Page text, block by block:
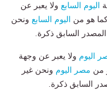
اليوم السابع ولا يعبر عن
كما هو من اليوم السابع ونحن
السابق ذكرة.
اليوم ولا يعبر عن وجهة
من مصر اليوم ونحن غير
السابق ذكرة.